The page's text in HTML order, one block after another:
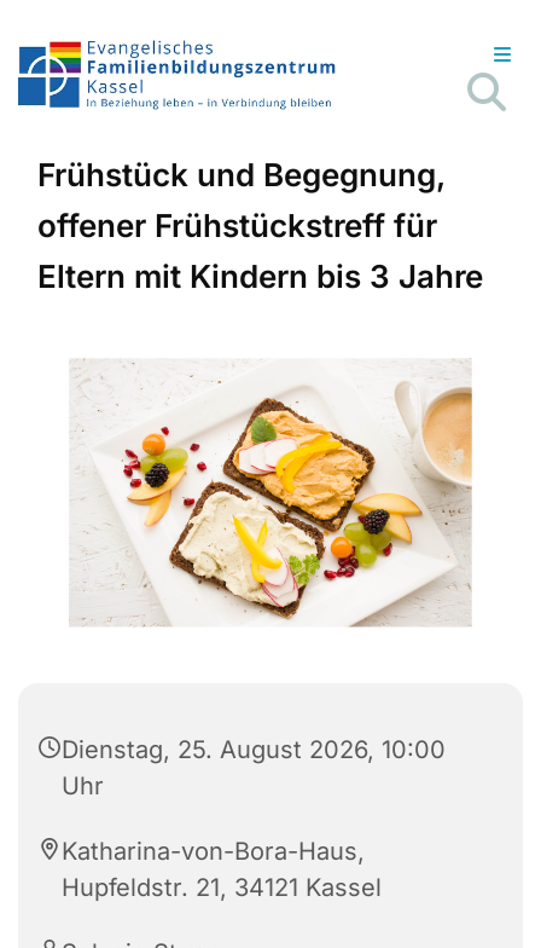
Frühstück und Begegnung,
offener Frühstückstreff für
Eltern mit Kindern bis 3 Jahre
Dienstag, 25. August 2026, 10:00
Uhr
Katharina-von-Bora-Haus,
Hupfeldstr. 21, 34121 Kassel